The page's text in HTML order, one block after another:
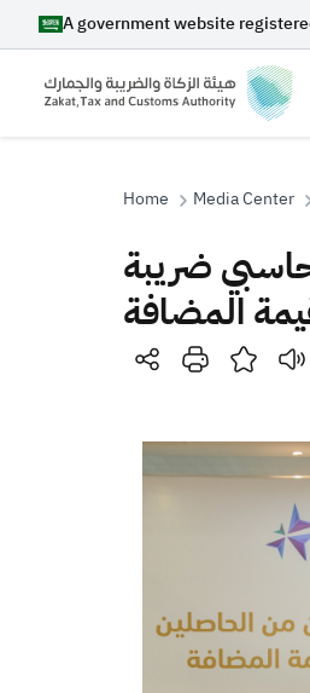
A government website
Search
Home Media Center
ضريبة
المضافة